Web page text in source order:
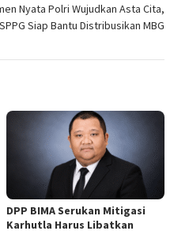
Nyata Polri Wujudkan Asta Cita,
Siap Bantu Distribusikan MBG
DPP BIMA Serukan Mitigasi
Karhutla Harus Libatkan